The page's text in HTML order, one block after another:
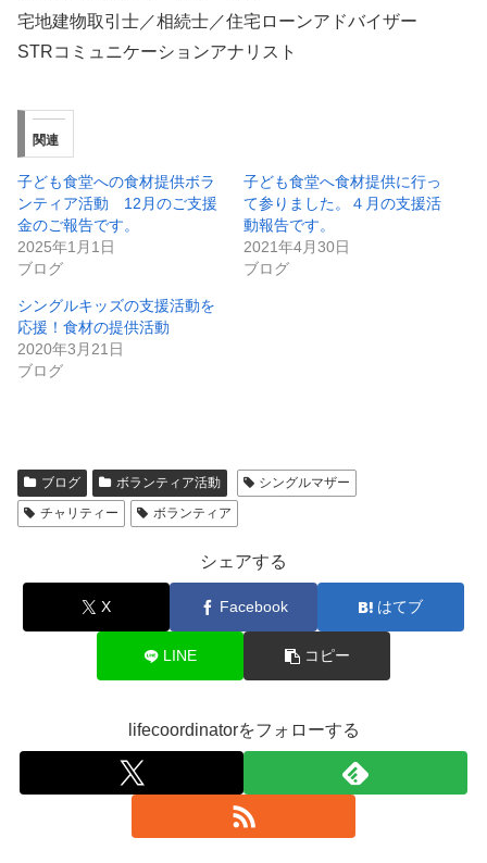
宅地建物取引士／相続士／住宅ローンアドバイザー
STRコミュニケーションアナリスト
関連
子ども食堂への食材提供ボラ
ンティア活動 12月のご支援
金のご報告です。
2025年1月1日
ブログ
子ども食堂へ食材提供に行っ
て参りました。４月の支援活
動報告です。
2021年4月30日
ブログ
シングルキッズの支援活動を
応援！食材の提供活動
2020年3月21日
ブログ
ブログ ボランティア活動
シングルマザー
チャリティー
ボランティア
シェアする
X Facebook はてブ
LINE コピー
lifecoordinatorをフォローする